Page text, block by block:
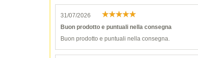
31/07/2026
Buon prodotto e puntuali nella consegna
Buon prodotto e puntuali nella consegna.